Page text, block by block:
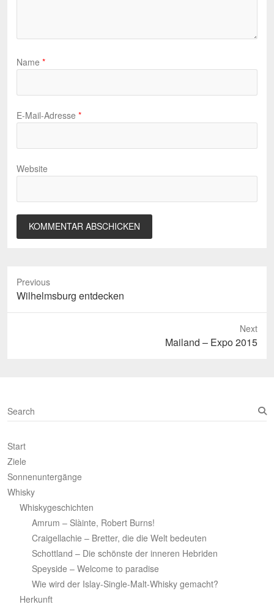
Name *
E-Mail-Adresse *
Website
Previous
Previous
post:
Wilhelmsburg entdecken
Next
Mailand – Expo 2015
S
e
r
c
h
Start
Ziele
Sonnenuntergänge
Whisky
Whiskygeschichten
Amrum – Slàinte, Robert Burns!
Craigellachie – Bretter, die die Welt bedeuten
Schottland – Die schönste der inneren Hebriden
Speyside – Welcome to paradise
Wie wird der Islay-Single-Malt-Whisky gemacht?
Herkunft